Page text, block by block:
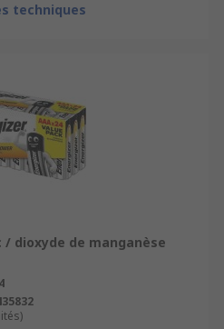
techniques
/ dioxyde de manganèse